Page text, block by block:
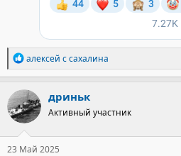
Р
е
а
к
ц
и
и
:
алексей с сахалина
дриньк
Активный участник
23 Май 2025